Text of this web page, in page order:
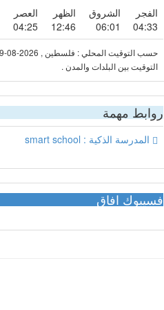
الفجر
04:33
الشروق
06:01
الظهر
12:46
العصر
04:25
التوقيت بين البلدات والمدن .
روابط مهمة
المدرسة الذكية : smart school
فسيبوك افاق